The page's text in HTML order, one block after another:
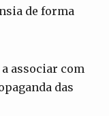
de forma
associar com
das